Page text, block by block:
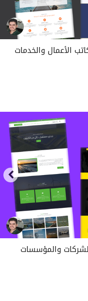
الأعمال والخدمات
والمؤسسات